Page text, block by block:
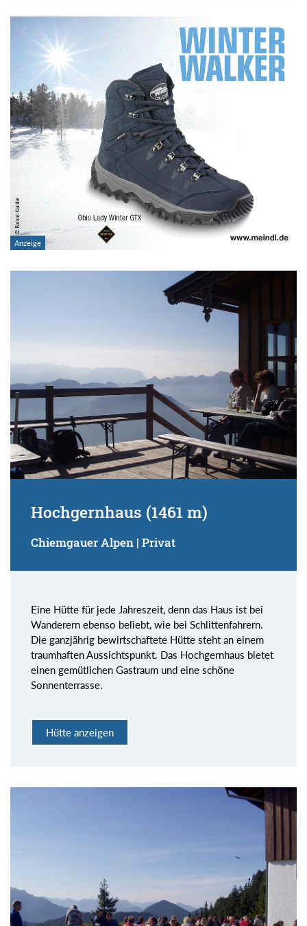
Hochgernhaus (1461 m)
Chiemgauer Alpen | Privat
Eine Hütte für jede Jahreszeit, denn das Haus ist bei
Wanderern ebenso beliebt, wie bei Schlittenfahrern.
Die ganzjährig bewirtschaftete Hütte steht an einem
traumhaften Aussichtspunkt. Das Hochgernhaus bietet
einen gemütlichen Gastraum und eine schöne
Sonnenterrasse.
Hütte anzeigen